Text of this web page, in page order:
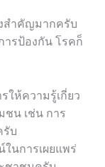
สำคัญมากครับ
ารป้องกัน โรคก็
ให้ความรู้เกี่ยว
ชน เช่น การ
รับ
นการเผยแพร่